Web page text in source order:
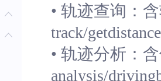
• 轨迹查询：
track/
• 轨迹分析：
analysis/